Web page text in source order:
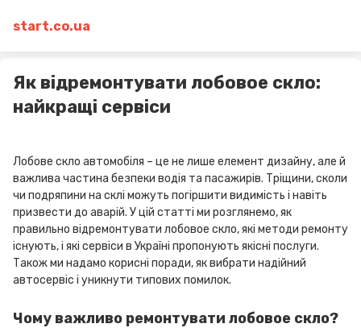
start.co.ua
Як відремонтувати лобовое скло:
найкращі сервіси
Лобове скло автомобіля – це не лише елемент дизайну, але й
важлива частина безпеки водія та пасажирів. Тріщини, сколи
чи подряпини на склі можуть погіршити видимість і навіть
призвести до аварій. У цій статті ми розглянемо, як
правильно відремонтувати лобовое скло, які методи ремонту
існують, і які сервіси в Україні пропонують якісні послуги.
Також ми надамо корисні поради, як вибрати надійний
автосервіс і уникнути типових помилок.
Чому важливо ремонтувати лобовое скло?